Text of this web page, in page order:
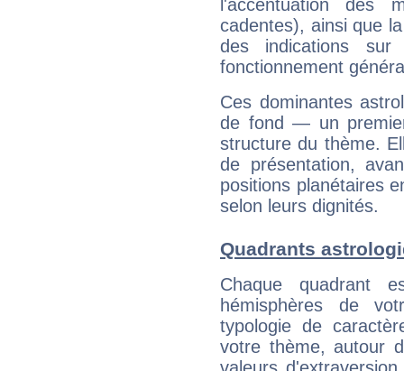
l'accentuation des
cadentes), ainsi que
des indications sur
fonctionnement
Ces dominantes
de fond — un
structure du thème.
de présentation,
positions planétaires
selon leurs dignités.
Quadrants
Chaque quadrant
hémisphères de
typologie de
votre thème, autour